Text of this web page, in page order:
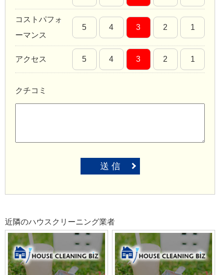
コストパフォ
ーマンス
5 4 3 2 1
アクセス 5 4 3 2 1
クチコミ
送 信
近隣のハウスクリーニング業者